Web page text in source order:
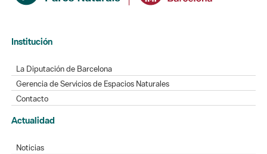
Institución
La Diputación de Barcelona
Gerencia de Servicios de Espacios Naturales
Contacto
Actualidad
Noticias